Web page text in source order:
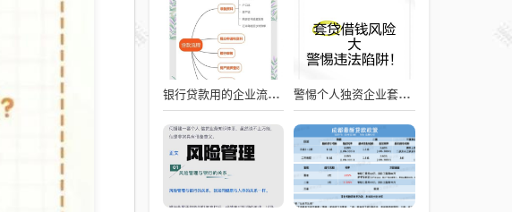
银行贷款用的企业流程图，从申请到放款的全流程解析 警惕个人独资企业套取银行贷款的风险